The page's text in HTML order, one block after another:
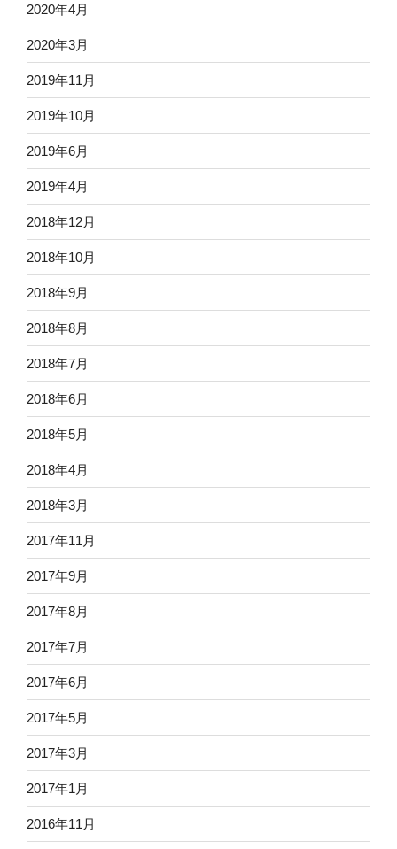
2020年4月
2020年3月
2019年11月
2019年10月
2019年6月
2019年4月
2018年12月
2018年10月
2018年9月
2018年8月
2018年7月
2018年6月
2018年5月
2018年4月
2018年3月
2017年11月
2017年9月
2017年8月
2017年7月
2017年6月
2017年5月
2017年3月
2017年1月
2016年11月